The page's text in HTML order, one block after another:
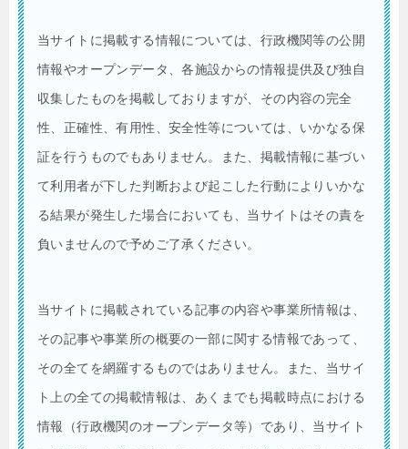
当サイトに掲載する情報については、行政機関等の公開
情報やオープンデータ、各施設からの情報提供及び独自
収集したものを掲載しておりますが、その内容の完全
性、正確性、有用性、安全性等については、いかなる保
証を行うものでもありません。また、掲載情報に基づい
て利用者が下した判断および起こした行動によりいかな
る結果が発生した場合においても、当サイトはその責を
負いませんので予めご了承ください。
当サイトに掲載されている記事の内容や事業所情報は、
その記事や事業所の概要の一部に関する情報であって、
その全てを網羅するものではありません。また、当サイ
ト上の全ての掲載情報は、あくまでも掲載時点における
情報（行政機関のオープンデータ等）であり、当サイト